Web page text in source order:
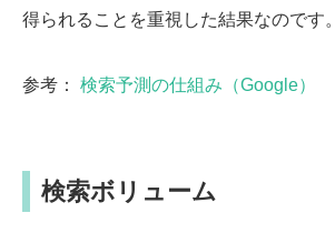
得られることを重視した結果なのです。
参考： 検索予測の仕組み（Google）
検索ボリューム